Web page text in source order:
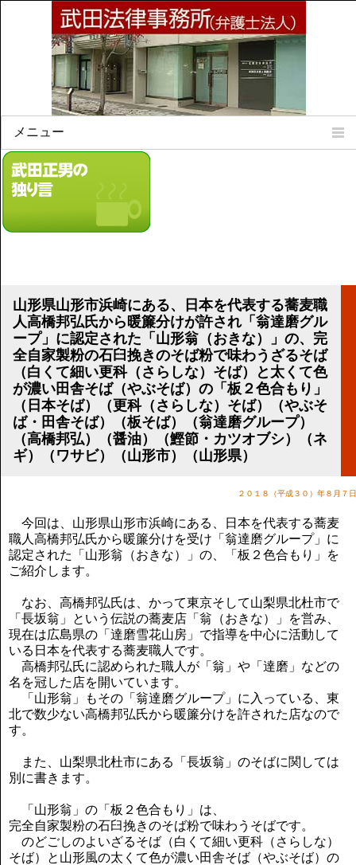
メニュー
Home
所属弁護士
法律相談案内
リンク集
顧問契約について
講演のご案内
気をつけたい法律のポイント
武田正男の独り言
山形県山形市浜崎にある、日本を代表する蕎麦職
人高橋邦弘氏から暖簾分けが許され「翁達磨グル
ープ」に認定された「山形翁（おきな）」の、完
全自家製粉の石臼挽きのそば粉で味わうざるそば
（白くて細い更科（さらしな）そば）と太くて色
が濃い田舎そば（やぶそば）の「板２色合もり」
（日本そば）（更科（さらしな）そば）（やぶそ
ば・田舎そば）（板そば）（翁達磨グループ）
（高橋邦弘）（醤油）（鰹節・カツオブシ）（ネ
ギ）（ワサビ）（山形市）（山形県）
２０１８（平成３０）年８月７日
今回は、山形県山形市浜崎にある、日本を代表する蕎麦
職人高橋邦弘氏から暖簾分けを受け「翁達磨グループ」に
認定された「山形翁（おきな）」の、「板２色合もり」を
ご紹介します。
なお、高橋邦弘氏は、かって東京そして山梨県北杜市で
「長坂翁」という伝説の蕎麦店「翁（おきな）」を営み、
現在は広島県の「達磨雪花山房」で指導を中心に活動して
いる日本を代表する蕎麦職人です。
高橋邦弘氏に認められた職人が「翁」や「達磨」などの
名を冠した店を開いています。
「山形翁」もその「翁達磨グループ」に入っている、東
北で数少ない高橋邦弘氏から暖簾分けを許された店なので
す。
また、山梨県北杜市にある「長坂翁」のそばに関しては
別に書きます。
「山形翁」の「板２色合もり」は、
完全自家製粉の石臼挽きのそば粉で味わうそばです。
のどごしのよいざるそば（白くて細い更科（さらしな）
そば）と山形風の太くて色が濃い田舎そば（やぶそば）の